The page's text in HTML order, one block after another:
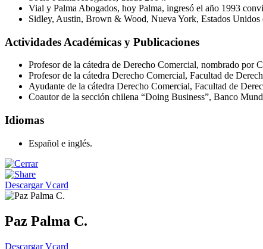
Vial y Palma Abogados, hoy Palma, ingresó el año 1993
Sidley, Austin, Brown & Wood, Nueva York, Estados
Actividades Académicas y Publicaciones
Profesor de la cátedra de Derecho Comercial, nombrado por
Profesor de la cátedra Derecho Comercial, Facultad de
Ayudante de la cátedra Derecho Comercial, Facultad de
Coautor de la sección chilena “Doing Business”, Banco
Idiomas
Español e inglés.
Descargar Vcard
Paz Palma C.
Descargar Vcard